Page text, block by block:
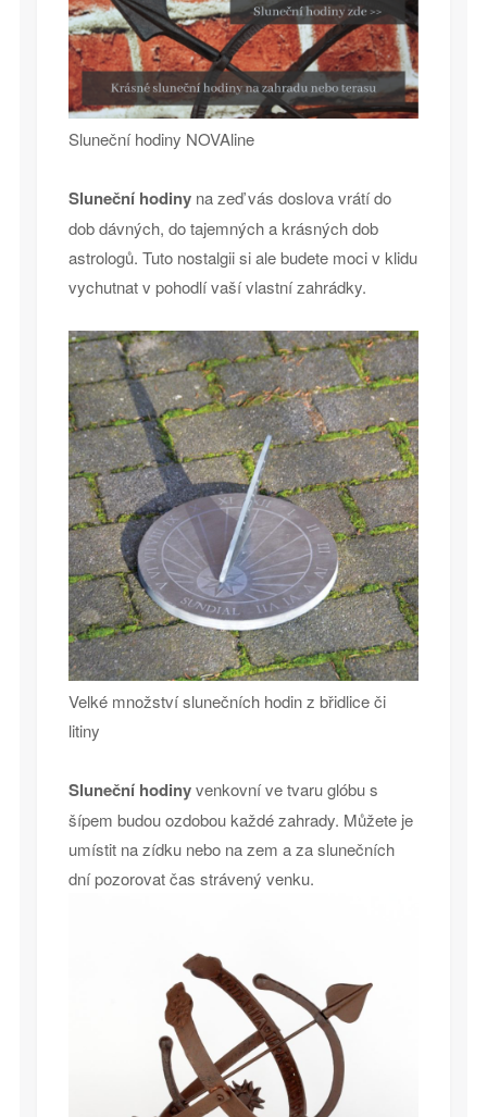
Sluneční hodiny NOVAline
Sluneční hodinyna zeď vás doslova vrátí do
dob dávných, do tajemných a krásných dob
astrologů. Tuto nostalgii si ale budete moci v klidu
vychutnat v pohodlí vaší vlastní zahrádky.
Velké množství slunečních hodin z břidlice či
litiny
Sluneční hodinyvenkovní ve tvaru glóbu s
šípem budou ozdobou každé zahrady. Můžete je
umístit na zídku nebo na zem a za slunečních
dní pozorovat čas strávený venku.